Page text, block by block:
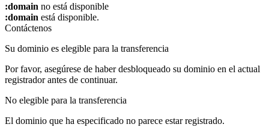
:domain no está disponible
:domain está disponible.
Contáctenos
Su dominio es elegible para la transferencia
Por favor, asegúrese de haber desbloqueado su dominio en el actual
registrador antes de continuar.
No elegible para la transferencia
El dominio que ha especificado no parece estar registrado.